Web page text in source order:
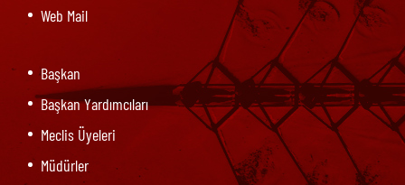
Web Mail
Başkan
Başkan Yardımcıları
Meclis Üyeleri
Müdürler